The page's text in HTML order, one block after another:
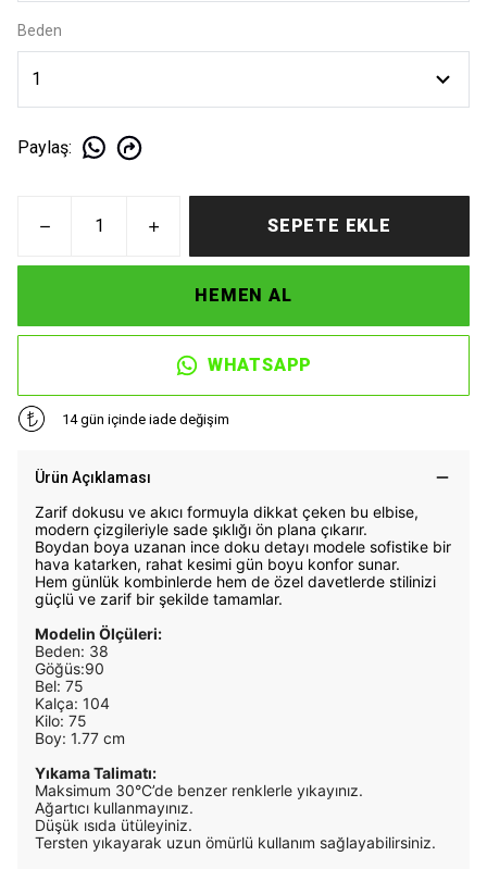
Beden
Paylaş:
SEPETE EKLE
HEMEN AL
WHATSAPP
14 gün içinde iade değişim
Ürün Açıklaması
Zarif dokusu ve akıcı formuyla dikkat çeken bu elbise,
modern çizgileriyle sade şıklığı ön plana çıkarır.
Boydan boya uzanan ince doku detayı modele sofistike bir
hava katarken, rahat kesimi gün boyu konfor sunar.
Hem günlük kombinlerde hem de özel davetlerde stilinizi
güçlü ve zarif bir şekilde tamamlar.
Modelin Ölçüleri:
Beden: 38
Göğüs:90
Bel: 75
Kalça: 104
Kilo: 75
Boy: 1.77 cm
Yıkama Talimatı:
Maksimum 30°C’de benzer renklerle yıkayınız.
Ağartıcı kullanmayınız.
Düşük ısıda ütüleyiniz.
Tersten yıkayarak uzun ömürlü kullanım sağlayabilirsiniz.